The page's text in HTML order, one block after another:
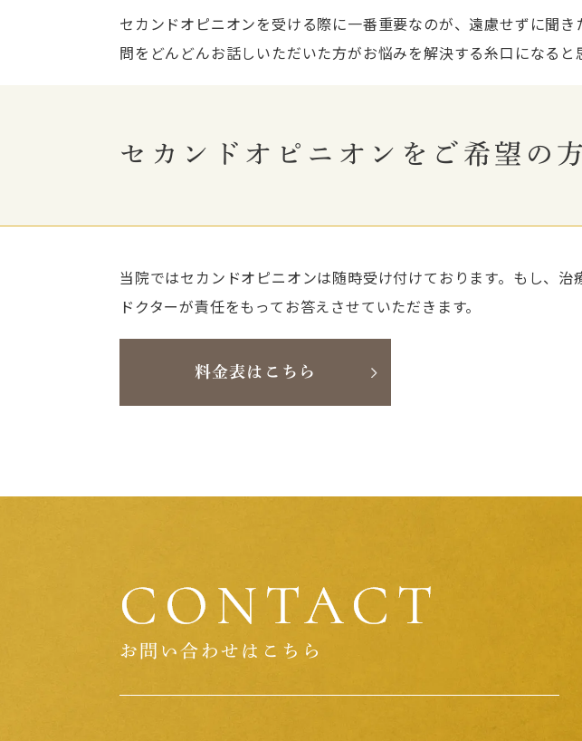
セカンドオピニオンを受ける際に一番重要なのが、遠慮せずに聞
問をどんどんお話しいただいた方がお悩みを解決する糸口になると
セカンドオピニオンをご希望の
当院ではセカンドオピニオンは随時受け付けております。もし、
ドクターが責任をもってお答えさせていただきます。
料金表はこちら
お問い合わせはこちら